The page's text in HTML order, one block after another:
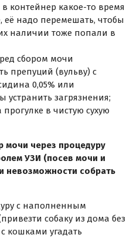
контейнер какое-то время
её надо перемешать, чтобы
наличии тоже попали в
сбором мочи
препуций (вульву) с
0,05% или
устранить загрязнения;
в чистую сухую
мочи через процедуру
УЗИ (посев мочи и
невозможности собрать
с наполненным
собаку из дома без
кошками угадать